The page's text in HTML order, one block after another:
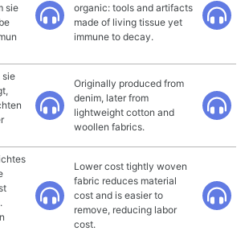
sie
organic: tools and artifacts
made of living tissue yet
immune to decay.
sie
Originally produced from
denim, later from
lightweight cotton and
woollen fabrics.
Lower cost tightly woven
fabric reduces material
cost and is easier to
remove, reducing labor
cost.